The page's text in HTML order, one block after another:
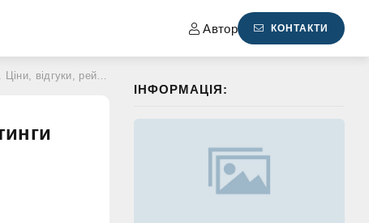
Автор КОНТАКТИ
відгуки, рейтинги
ІНФОРМАЦІЯ: